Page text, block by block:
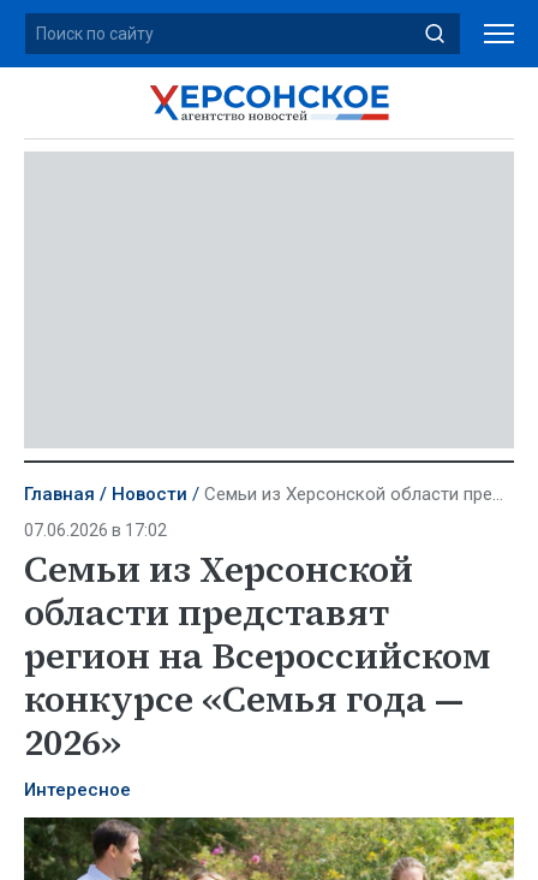
Главная Новости Семьи из Херсонской области представят регион на Всероссийском конкурсе «Семья года — 2026»
07.06.2026 в 17:02
Семьи из Херсонской
области представят
регион на Всероссийском
конкурсе «Семья года —
2026»
Интересное